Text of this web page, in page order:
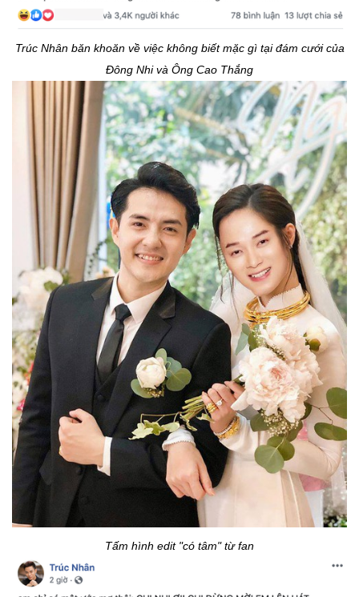
Trúc Nhân băn khoăn về việc không biết mặc gì tại đám cưới của
Đông Nhi và Ông Cao Thắng
Tấm hình edit "có tâm" từ fan